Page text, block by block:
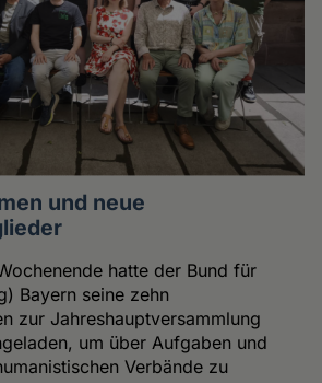
und neue
hatte der Bund für
Bayern seine zehn
zur Jahreshauptversammlung
um über Aufgaben und
Verbände zu